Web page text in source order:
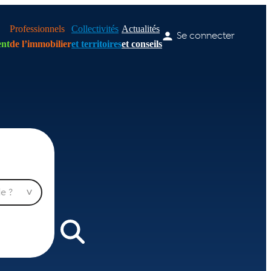
Professionnels
de l’immobilier
Collectivités
et territoires
Actualités
et conseils
Se connecter